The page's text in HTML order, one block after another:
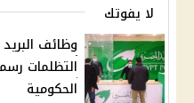
لا يفوتك
التظلمات
الحكومية